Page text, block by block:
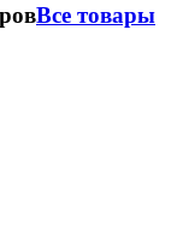
Все товары